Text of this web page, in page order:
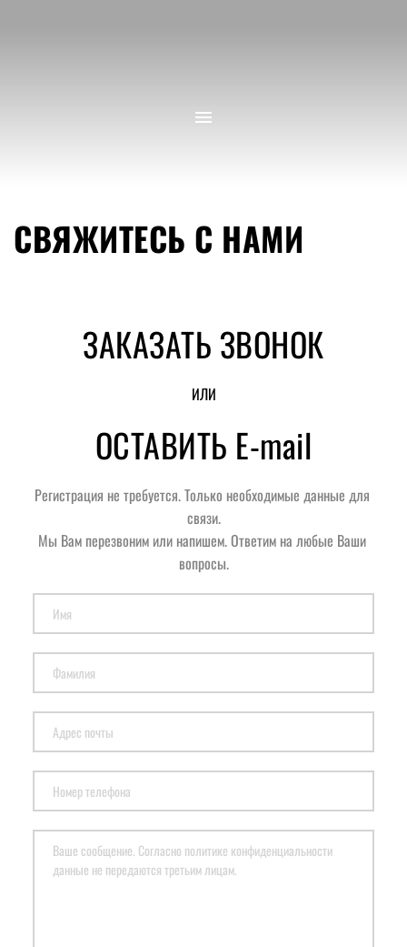
СВЯЖИТЕСЬ С НАМИ
ЗАКАЗАТЬ ЗВОНОК
ИЛИ
ОСТАВИТЬ E-mail
Регистрация не требуется. Только необходимые данные для
связи.
Мы Вам перезвоним или напишем. Ответим на любые Ваши
вопросы.